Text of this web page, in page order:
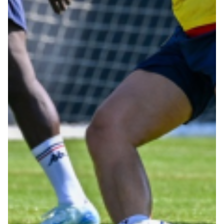
Summer Sale
Mare
Accessori
Party
Outlet
Helan x Genoa
Isolani x Genoa
Gift Card Online Store